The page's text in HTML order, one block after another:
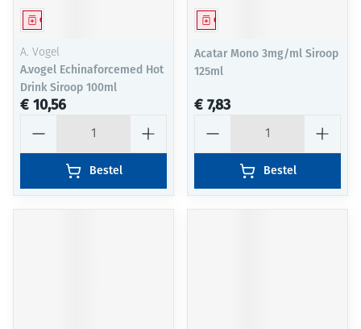
Geneesmiddel
A. Vogel
A.vogel Echinaforcemed Hot
Drink Siroop 100ml
€ 10,56
Bestel
Geneesmiddel
Acatar Mono 3mg/ml Siroop
125ml
€ 7,83
Bestel